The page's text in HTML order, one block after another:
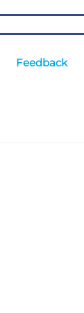
Feedback